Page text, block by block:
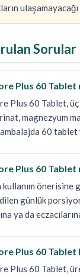
ulaşamayacağı
Sorular
Plus 60 Tablet
Plus 60 Tablet,
magnezyum
60 tablet
Plus 60 Tablet
önerisine
günlük
ya da
Plus 60
Plus 60 Tablet,